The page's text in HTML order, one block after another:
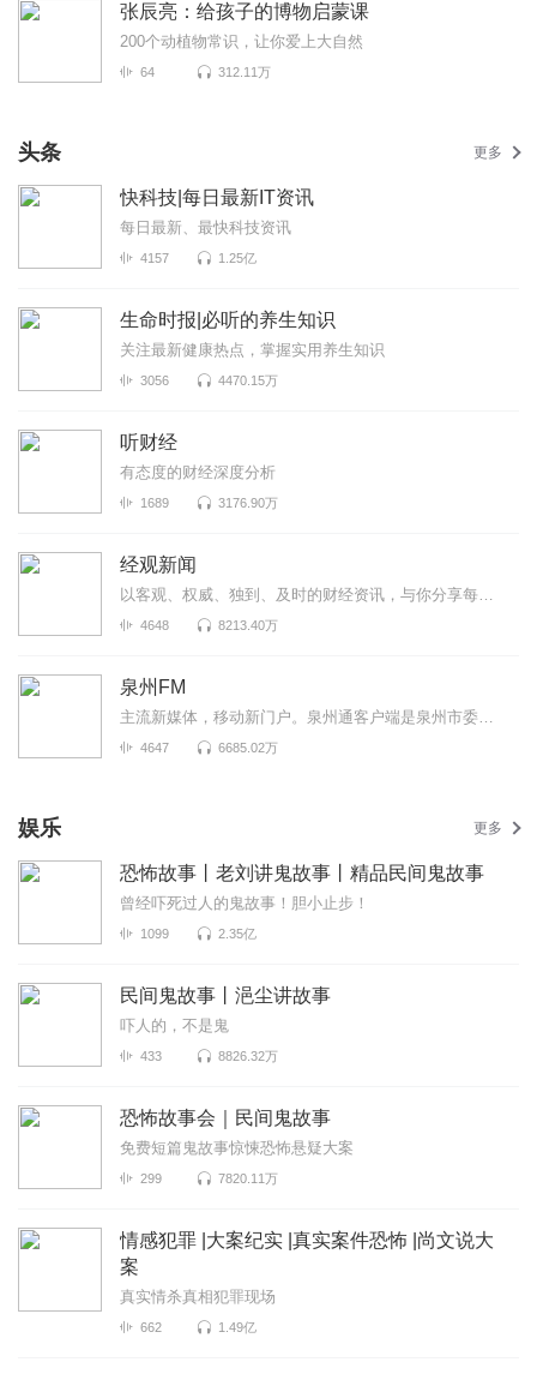
张辰亮：给孩子的博物启蒙课
200个动植物常识，让你爱上大自然
64 312.11万
头条 更多
快科技|每日最新IT资讯
每日最新、最快科技资讯
4157 1.25亿
生命时报|必听的养生知识
关注最新健康热点，掌握实用养生知识
3056 4470.15万
听财经
有态度的财经深度分析
1689 3176.90万
经观新闻
以客观、权威、独到、及时的财经资讯，与你分享每个重要时刻！A股每日复盘、大公司财报正在持续更新中！
4648 8213.40万
泉州FM
主流新媒体，移动新门户。泉州通客户端是泉州市委市政府重点扶持、泉州晚报社全力打造的泉州智慧城市移...
4647 6685.02万
娱乐 更多
恐怖故事丨老刘讲鬼故事丨精品民间鬼故事
曾经吓死过人的鬼故事！胆小止步！
1099 2.35亿
民间鬼故事丨浥尘讲故事
吓人的，不是鬼
433 8826.32万
恐怖故事会｜民间鬼故事
免费短篇鬼故事惊悚恐怖悬疑大案
299 7820.11万
情感犯罪 |大案纪实 |真实案件恐怖 |尚文说大
案
真实情杀真相犯罪现场
662 1.49亿